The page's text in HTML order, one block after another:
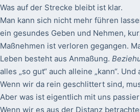
Was auf der Strecke bleibt ist klar.
Man kann sich nicht mehr führen
ein gesundes Geben und Nehmen,
Maßnehmen ist verloren gegangen.
Leben besteht aus Anmaßung.
alles „so gut“ auch alleine „kann“.
Wenn wir da rein geschlittert sind,
Aber was ist eigentlich mit uns
Wenn wir es aus der Distanz